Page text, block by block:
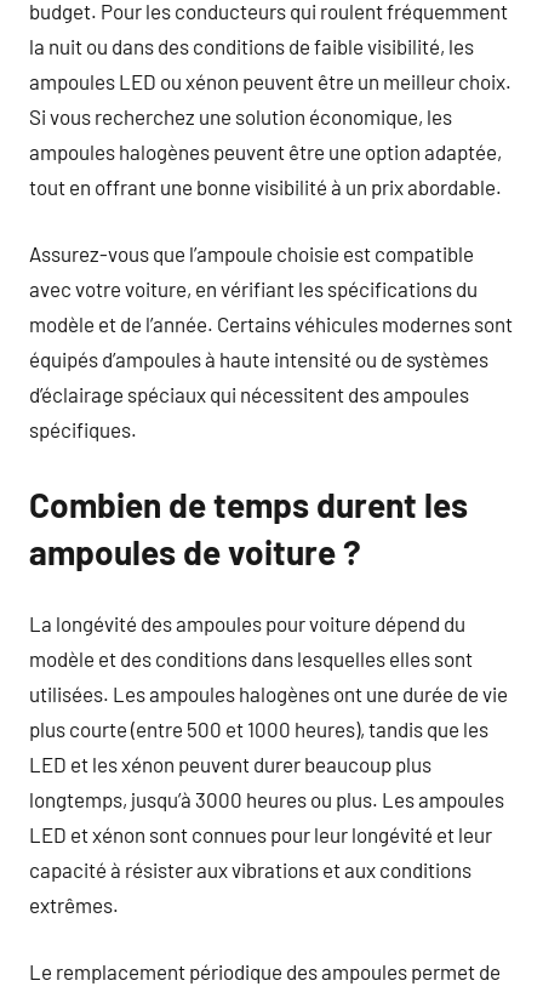
budget. Pour les conducteurs qui roulent fréquemment
la nuit ou dans des conditions de faible visibilité, les
ampoules LED ou xénon peuvent être un meilleur choix.
Si vous recherchez une solution économique, les
ampoules halogènes peuvent être une option adaptée,
tout en offrant une bonne visibilité à un prix abordable.
Assurez-vous que l’ampoule choisie est compatible
avec votre voiture, en vérifiant les spécifications du
modèle et de l’année. Certains véhicules modernes sont
équipés d’ampoules à haute intensité ou de systèmes
d’éclairage spéciaux qui nécessitent des ampoules
spécifiques.
Combien de temps durent les
ampoules de voiture ?
La longévité des ampoules pour voiture dépend du
modèle et des conditions dans lesquelles elles sont
utilisées. Les ampoules halogènes ont une durée de vie
plus courte (entre 500 et 1000 heures), tandis que les
LED et les xénon peuvent durer beaucoup plus
longtemps, jusqu’à 3000 heures ou plus. Les ampoules
LED et xénon sont connues pour leur longévité et leur
capacité à résister aux vibrations et aux conditions
extrêmes.
Le remplacement périodique des ampoules permet de